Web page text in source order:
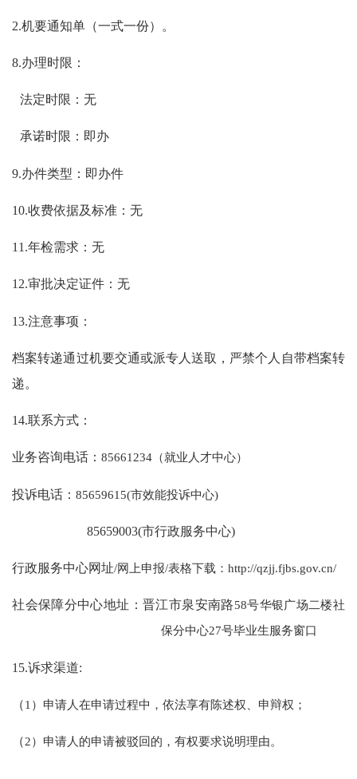
2.机要通知单（一式一份）。
8.办理时限：
法定时限：无
承诺时限：即办
9.办件类型：即办件
10.收费依据及标准：无
11.年检需求：无
12.审批决定证件：无
13.注意事项：
档案转递通过机要交通或派专人送取，严禁个人自带档案转
递。
14.联系方式：
业务咨询电话：85661234（就业人才中心）
投诉电话：85659615(市效能投诉中心)
85659003(市行政服务中心)
行政服务中心网址/网上申报/表格下载：http://qzjj.fjbs.gov.cn/
社会保障分中心地址：晋江市泉安南路58号华银广场二楼社
保分中心27号毕业生服务窗口
15.诉求渠道:
（1）申请人在申请过程中，依法享有陈述权、申辩权；
（2）申请人的申请被驳回的，有权要求说明理由。